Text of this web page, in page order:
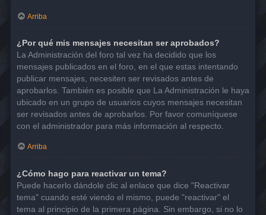
Arriba
¿Por qué mis mensajes necesitan ser aprobados?
La Administración del foro tal vez ha decidido que los
mensajes publicados en el foro, en el que estas intentando
publicar mensajes, necesiten ser revisados antes de
aprobarlos. También es posible que La Administración le haya
ubicado en un grupo de usuarios cuyos mensajes necesitan
ser revisados antes de aprobarlos. Por favor comuníquese
con el administrador para más información al respecto.
Arriba
¿Cómo hago para reactivar un tema?
Puede hacerlo dándole clic al enlace que dice "Reactivar
tema" cuando esté viendo el mismo, puede "reactivar" el
tema al principio de la primera página. Sin embargo, si no lo